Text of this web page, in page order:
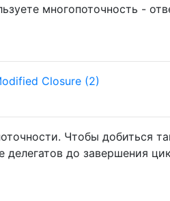
многопоточность -
Closure (2)
Чтобы добиться
до завершения